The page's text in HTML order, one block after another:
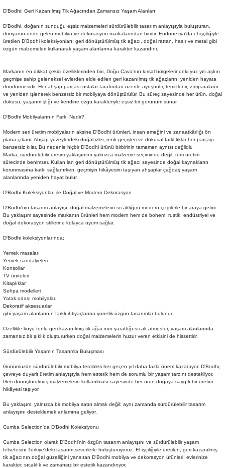
D'Bodhi: Geri Kazanılmış Tik Ağacından Zamansız Yaşam Alanları
D'Bodhi, doğanın sunduğu eşsiz malzemeleri sürdürülebilir tasarım anlayışıyla buluşturan,
dünyanın önde gelen mobilya ve dekorasyon markalarından biridir. Endonezya'da el işçiliğiyle
üretilen D'Bodhi koleksiyonları; geri dönüştürülmüş tik ağacı, doğal rattan, hasır ve metal gibi
özgün malzemeleri kullanarak yaşam alanlarına karakter kazandırır.
Markanın en dikkat çekici özelliklerinden biri, Doğu Cava'nın kırsal bölgelerindeki yüz yılı aşkın
geçmişe sahip geleneksel evlerden elde edilen geri kazanılmış tik ağaçlarını yeniden hayata
döndürmesidir. Her ahşap parçası ustalar tarafından özenle ayrıştırılır, temizlenir, zımparalanır
ve yeniden işlenerek benzersiz bir mobilyaya dönüştürülür. Bu süreç sayesinde her ürün, doğal
dokusu, yaşanmışlığı ve kendine özgü karakteriyle eşsiz bir görünüm sunar.
D'Bodhi Mobilyalarının Farkı Nedir?
Modern seri üretim mobilyaların aksine D'Bodhi ürünleri, insan emeğini ve zanaatkârlığı ön
plana çıkarır. Ahşap yüzeylerdeki doğal izler, renk geçişleri ve dokusal farklılıklar her parçayı
benzersiz kılar. Bu nedenle hiçbir D'Bodhi ürünü birbirinin tamamen aynısı değildir.
Marka, sürdürülebilir üretim yaklaşımını yalnızca malzeme seçiminde değil, tüm üretim
sürecinde benimser. Kullanılan geri dönüştürülmüş tik ağacı sayesinde doğal kaynakların
korunmasına katkı sağlanırken, geçmişin hikâyesini taşıyan ahşaplar çağdaş yaşam
alanlarında yeniden hayat bulur.
D'Bodhi Koleksiyonları ile Doğal ve Modern Dekorasyon
D'Bodhi'nin tasarım anlayışı; doğal malzemelerin sıcaklığını modern çizgilerle bir araya getirir.
Bu yaklaşım sayesinde markanın ürünleri hem modern hem de bohem, rustik, endüstriyel ve
doğal dekorasyon stillerine kolayca uyum sağlar.
D'Bodhi koleksiyonlarında;
Yemek masaları
Yemek sandalyeleri
Konsollar
TV üniteleri
Kitaplıklar
Sehpa modelleri
Yatak odası mobilyaları
Dekoratif aksesuarlar
gibi yaşam alanlarının farklı ihtiyaçlarına yönelik özgün tasarımlar bulunur.
Özellikle koyu tonlu geri kazanılmış tik ağacının yarattığı sıcak atmosfer, yaşam alanlarında
zamansız bir şıklık oluştururken doğal malzemelerin huzur veren etkisini de hissettirir.
Sürdürülebilir Yaşamın Tasarımla Buluşması
Günümüzde sürdürülebilir mobilya tercihleri her geçen yıl daha fazla önem kazanıyor. D'Bodhi,
çevreye duyarlı üretim anlayışıyla hem estetik hem de sorumlu bir yaşam tarzını destekliyor.
Geri dönüştürülmüş malzemelerin kullanılması sayesinde her ürün doğaya saygılı bir üretim
hikâyesi taşıyor.
Bu yaklaşım, yalnızca bir mobilya satın almak değil; aynı zamanda sürdürülebilir tasarım
anlayışını desteklemek anlamına geliyor.
Cumba Selection'da D'Bodhi Koleksiyonu
Cumba Selection olarak D'Bodhi'nin özgün tasarım anlayışını ve sürdürülebilir yaşam
felsefesini Türkiye'deki tasarım severlerle buluşturuyoruz. El işçiliğiyle üretilen, geri kazanılmış
tik ağacının doğal güzelliğini yansıtan D'Bodhi mobilya ve dekorasyon ürünleri; evlerinize
karakter, sıcaklık ve zamansız bir estetik kazandırıyor.